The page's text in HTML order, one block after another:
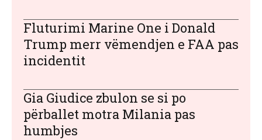
Fluturimi Marine One i Donald
Trump merr vëmendjen e FAA pas
incidentit
Gia Giudice zbulon se si po
përballet motra Milania pas
humbjes